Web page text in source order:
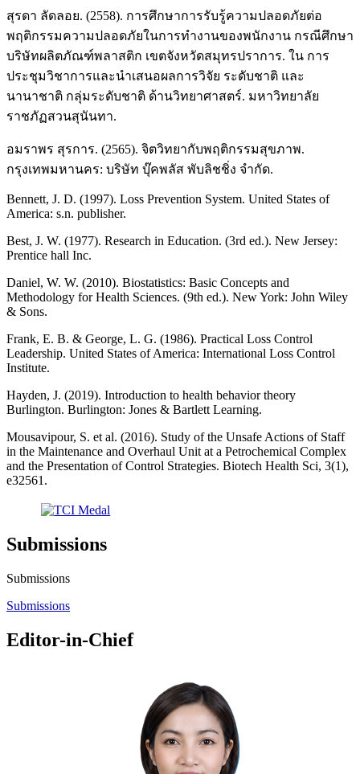
สุรดา ลัดลอย. (2558). การศึกษาการรับรู้ความปลอดภัยต่อ
พฤติกรรมความปลอดภัยในการทำงานของพนักงาน กรณีศึกษา
บริษัทผลิตภัณฑ์พลาสติก เขตจังหวัดสมุทรปราการ. ใน การ
ประชุมวิชาการและนำเสนอผลการวิจัย ระดับชาติ และ
นานาชาติ กลุ่มระดับชาติ ด้านวิทยาศาสตร์. มหาวิทยาลัย
ราชภัฏสวนสุนันทา.
อมราพร สุรการ. (2565). จิตวิทยากับพฤติกรรมสุขภาพ.
กรุงเทพมหานคร: บริษัท บุ๊คพลัส พับลิชชิ่ง จำกัด.
Bennett, J. D. (1997). Loss Prevention System. United States of
America: s.n. publisher.
Best, J. W. (1977). Research in Education. (3rd ed.). New Jersey:
Prentice hall Inc.
Daniel, W. W. (2010). Biostatistics: Basic Concepts and
Methodology for Health Sciences. (9th ed.). New York: John Wiley
& Sons.
Frank, E. B. & George, L. G. (1986). Practical Loss Control
Leadership. United States of America: International Loss Control
Institute.
Hayden, J. (2019). Introduction to health behavior theory
Burlington. Burlington: Jones & Bartlett Learning.
Mousavipour, S. et al. (2016). Study of the Unsafe Actions of Staff
in the Maintenance and Overhaul Unit at a Petrochemical Complex
and the Presentation of Control Strategies. Biotech Health Sci, 3(1),
e32561.
Submissions
Submissions
Submissions
Editor-in-Chief